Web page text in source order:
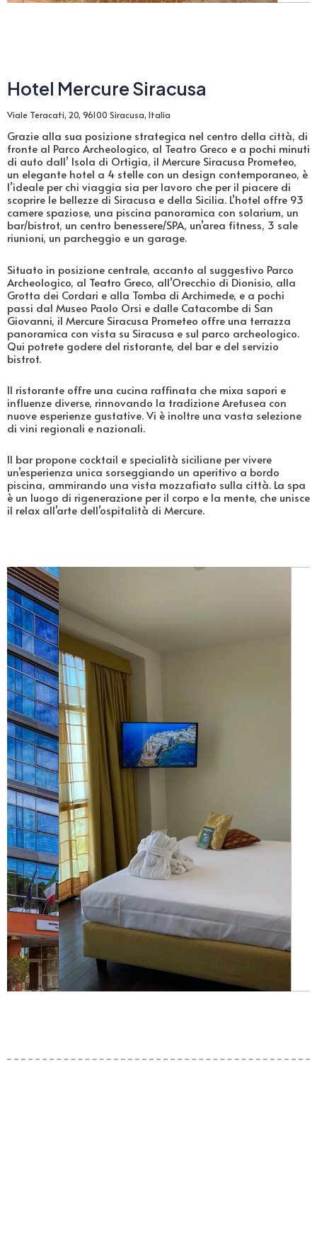
Hotel Mercure Siracusa
Viale Teracati, 20, 96100 Siracusa, Italia
Grazie alla sua posizione strategica nel centro della città, di
fronte al Parco Archeologico, al Teatro Greco e a pochi minuti
di auto dall’ Isola di Ortigia, il Mercure Siracusa Prometeo,
un elegante hotel a 4 stelle con un design contemporaneo, è
l’ideale per chi viaggia sia per lavoro che per il piacere di
scoprire le bellezze di Siracusa e della Sicilia. L’hotel offre 93
camere spaziose, una piscina panoramica con solarium, un
bar/bistrot, un centro benessere/SPA, un’area fitness, 3 sale
riunioni, un parcheggio e un garage.
Situato in posizione centrale, accanto al suggestivo Parco
Archeologico, al Teatro Greco, all’Orecchio di Dionisio, alla
Grotta dei Cordari e alla Tomba di Archimede, e a pochi
passi dal Museo Paolo Orsi e dalle Catacombe di San
Giovanni, il Mercure Siracusa Prometeo offre una terrazza
panoramica con vista su Siracusa e sul parco archeologico.
Qui potrete godere del ristorante, del bar e del servizio
bistrot.
Il ristorante offre una cucina raffinata che mixa sapori e
influenze diverse, rinnovando la tradizione Aretusea con
nuove esperienze gustative. Vi è inoltre una vasta selezione
di vini regionali e nazionali.
Il bar propone cocktail e specialità siciliane per vivere
un’esperienza unica sorseggiando un aperitivo a bordo
piscina, ammirando una vista mozzafiato sulla città. La spa
è un luogo di rigenerazione per il corpo e la mente, che unisce
il relax all’arte dell’ospitalità di Mercure.